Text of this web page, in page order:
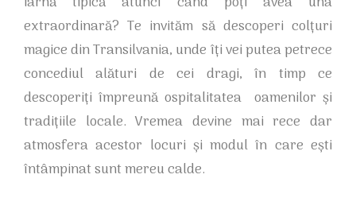
extraordinară? Te invităm să descoperi colțuri
magice din Transilvania, unde îți vei putea petrece
concediul alături de cei dragi, în timp ce
descoperiți împreună ospitalitatea oamenilor și
tradițiile locale. Vremea devine mai rece dar
atmosfera acestor locuri și modul în care ești
întâmpinat sunt mereu calde.